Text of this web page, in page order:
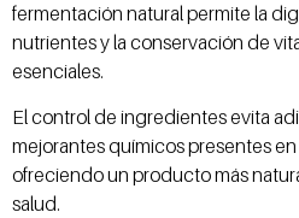
fermentación natural permite la
nutrientes y la conservación de
esenciales.
El control de ingredientes evita
mejorantes químicos presentes
ofreciendo un producto más
salud.